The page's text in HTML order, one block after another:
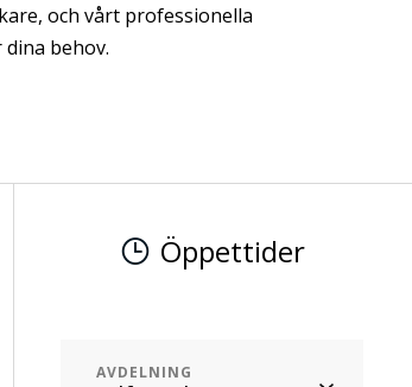
och vårt professionella
behov.
Öppettider
AVDELNING